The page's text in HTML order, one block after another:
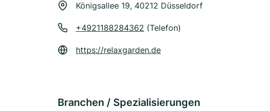
Königsallee 19, 40212 Düsseldorf
+4921188284362 (Telefon)
https://relaxgarden.de
Branchen / Spezialisierungen